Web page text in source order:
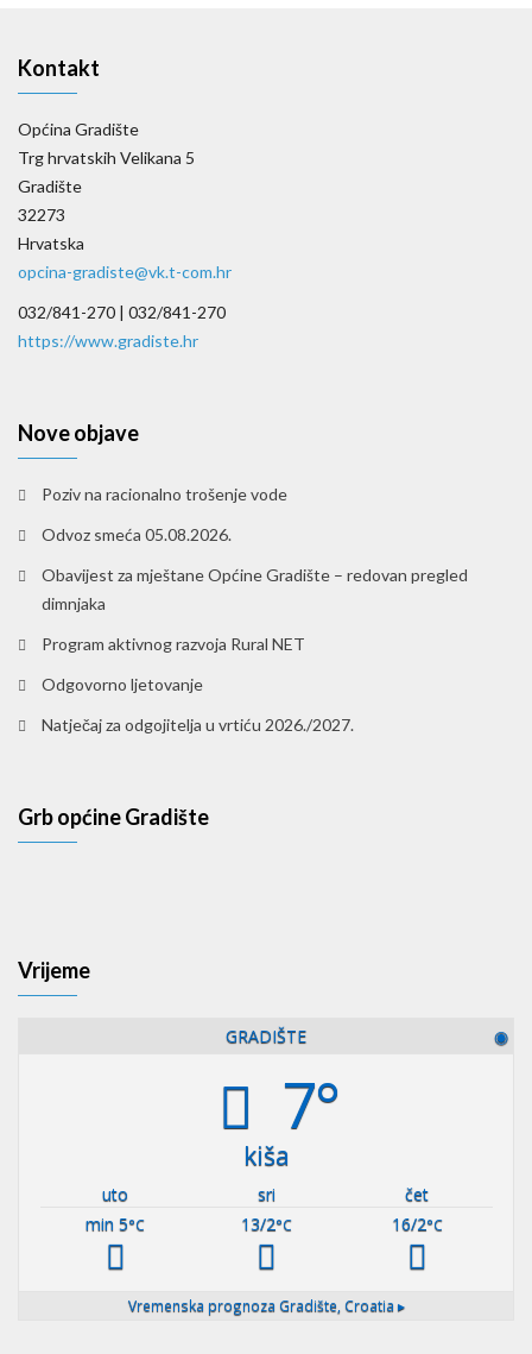
Kontakt
Općina Gradište
Trg hrvatskih Velikana 5
Gradište
32273
Hrvatska
opcina-gradiste@vk.t-com.hr
032/841-270 | 032/841-270
https://www.gradiste.hr
Nove objave
Poziv na racionalno trošenje vode
Odvoz smeća 05.08.2026.
Obavijest za mještane Općine Gradište – redovan pregled
dimnjaka
Program aktivnog razvoja Rural NET
Odgovorno ljetovanje
Natječaj za odgojitelja u vrtiću 2026./2027.
Grb općine Gradište
Vrijeme
GRADIŠTE ◉
7°
kiša
uto sri
čet
min 5°C 13/2°C 16/2°C
Vremenska prognoza Gradište, Croatia ▸